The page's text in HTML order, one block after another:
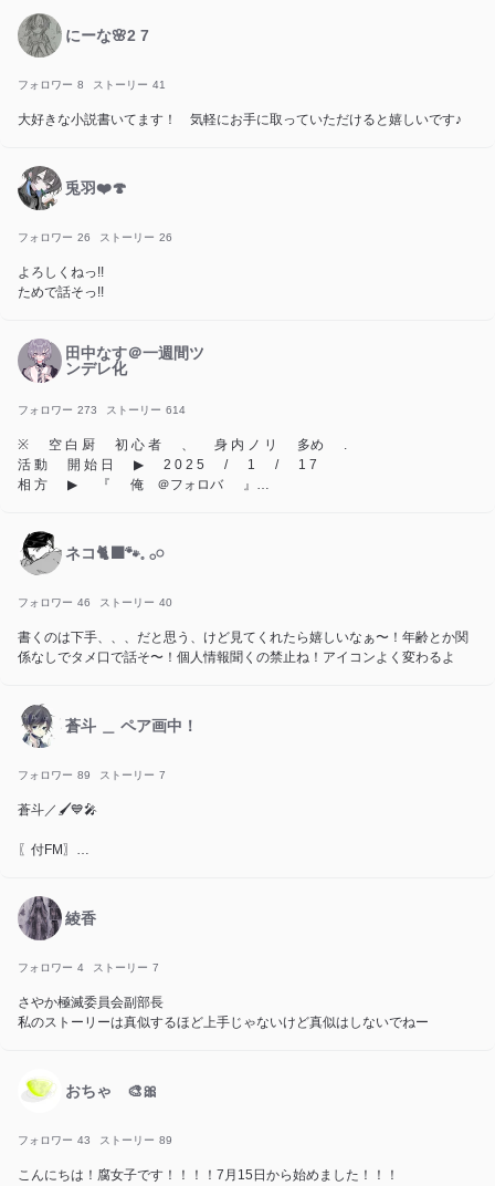
にーな🌸2 7
フォロワー 8 ストーリー 41
大好きな小説書いてます！ 気軽にお手に取っていただけると嬉しいです♪
兎羽❤️🍄
フォロワー 26 ストーリー 26
よろしくねっ!!
ためで話そっ!!
田中なす＠一週間ツ
ンデレ化
フォロワー 273 ストーリー 614
※ 空 白 厨 初 心 者 、 身 内 ノ リ 多め .
活 動 開 始 日 ▶ 2 0 2 5 / 1 / 1 7
相 方 ▶ 『 俺 ＠フォロバ 』
ネコ🐈‍⬛🐾𓈒 𓂂𓏸
フォロワー 46 ストーリー 40
書くのは下手、、、だと思う、けど見てくれたら嬉しいなぁ〜！年齢とか関
係なしでタメ口で話そ〜！個人情報聞くの禁止ね！アイコンよく変わるよ
蒼斗 ＿ ペア画中！
フォロワー 89 ストーリー 7
蒼斗／🖌️💙🎤
〖付FM〗
〖関係者〗
大大大大親友／しづ！！
ペア画相手／おもち
綾香
フォロワー 4 ストーリー 7
さやか極滅委員会副部長
私のストーリーは真似するほど上手じゃないけど真似はしないでねー
おちゃ 🎨🎀
フォロワー 43 ストーリー 89
こんにちは！腐女子です！！！！7月15日から始めました！！！